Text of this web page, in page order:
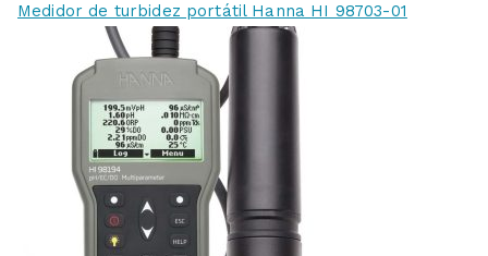
Medidor de turbidez portátil Hanna HI 98703-01